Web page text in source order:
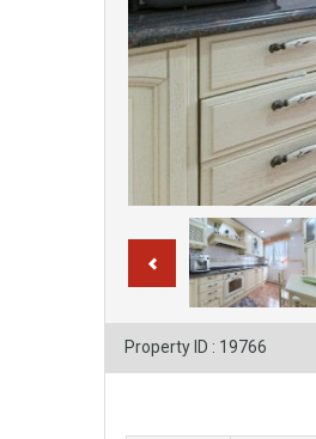
Property ID : 19766